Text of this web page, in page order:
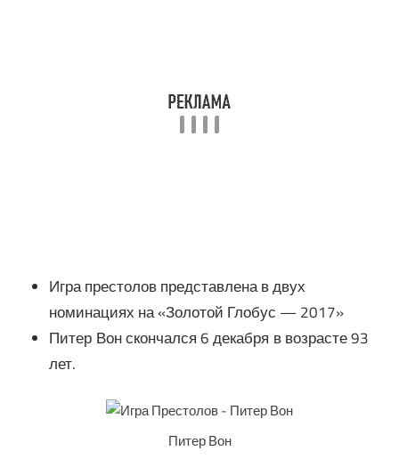
Игра престолов представлена в двух
номинациях на «Золотой Глобус — 2017»
Питер Вон скончался 6 декабря в возрасте 93
лет.
Питер Вон